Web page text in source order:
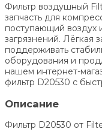
Фильтр воздушный
запчасть для
поступающий воздух
загрязнений. Лёгкая
поддерживать
оборудования и
нашем интернет-
фильтр D20530 с
Описание
Фильтр D20530 от